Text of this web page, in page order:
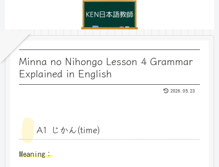
Minna no Nihongo Lesson 4 Grammar
Explained in English
2026.05.23
A1 じかん(time)
Meaning：